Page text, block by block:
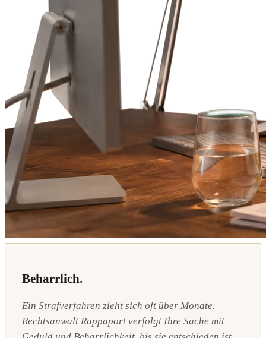
Beharrlich.
Ein Strafverfahren zieht sich oft über Monate.
Rechtsanwalt Rappaport verfolgt Ihre Sache mit